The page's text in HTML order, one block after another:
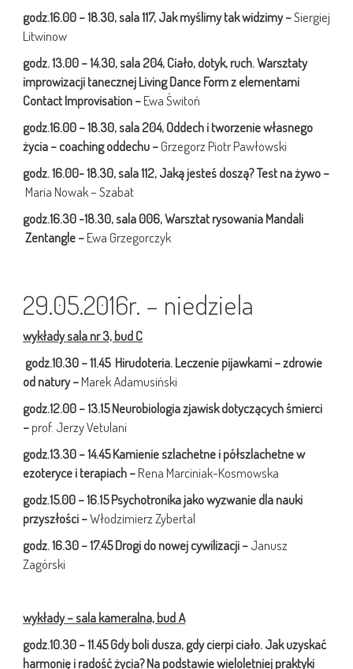
godz.16.00 – 18.30, sala 117, Jak myślimy tak widzimy –Siergiej
Litwinow
godz. 13.00 – 14.30, sala 204,Ciało, dotyk, ruch. Warsztaty
improwizacji tanecznejLiving Dance Form z elementami
Contact Improvisation –Ewa Świtoń
godz.16.00 – 18.30, sala 204, Oddech i tworzenie własnego
życia – coaching oddechu –Grzegorz Piotr Pawłowski
godz. 16.00- 18.30, sala 112, Jaką jesteś doszą? Test na żywo –
Maria Nowak – Szabat
godz.16.30 -18.30, sala 006, Warsztat rysowania Mandali
Zentangle –Ewa Grzegorczyk
29.05.2016r. – niedziela
wykłady sala nr 3, bud C
godz.10.30 – 11.45 Hirudoteria. Leczenie pijawkami – zdrowie
od natury –Marek Adamusiński
godz.12.00 – 13.15Neurobiologia zjawisk dotyczących śmierci
–prof. Jerzy Vetulani
godz.13.30 – 14.45 Kamienie szlachetne i półszlachetne w
ezoteryce i terapiach –Rena Marciniak-Kosmowska
godz.15.00 – 16.15 Psychotronika jako wyzwanie dla nauki
przyszłości –Włodzimierz Zybertal
godz.16.30 – 17.45 Drogi do nowej cywilizacji –Janusz
Zagórski
wykłady – sala kameralna, bud A
godz.10.30 – 11.45Gdy boli dusza, gdy cierpi ciało. Jak uzyskać
harmonię i radość życia?Na podstawie wieloletniej praktyki